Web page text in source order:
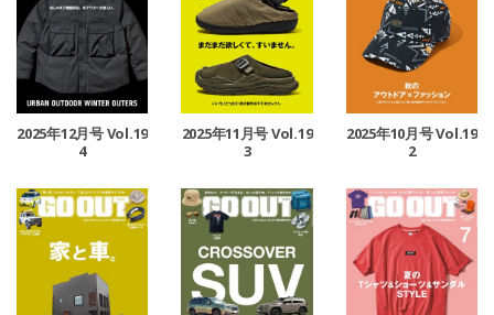
2025年12月号 Vol.19
4
2025年11月号 Vol.19
3
2025年10月号 Vol.19
2